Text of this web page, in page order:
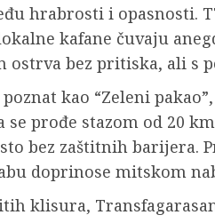
hrabrosti i opasnosti.
kafane čuvaju
ostrva bez pritiska, ali s
kao “Zeleni
prođe stazom od 20
bez zaštitnih
doprinose mitskom
klisura,